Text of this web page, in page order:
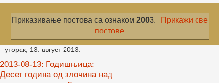
Приказивање постова са ознаком 2003.
Прикажи све
постове
уторак, 13. август 2013.
2013-08-13: Годишњица:
Десет година од злочина над